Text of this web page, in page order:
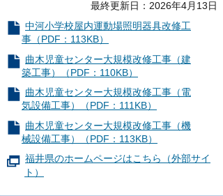
最終更新日：2026年4月13日
中河小学校屋内運動場照明器具改修工
事（PDF：113KB）
曲木児童センター大規模改修工事（建
築工事）（PDF：110KB）
曲木児童センター大規模改修工事（電
気設備工事）（PDF：111KB）
曲木児童センター大規模改修工事（機
械設備工事）（PDF：113KB）
福井県のホームページはこちら（外部サイ
ト）